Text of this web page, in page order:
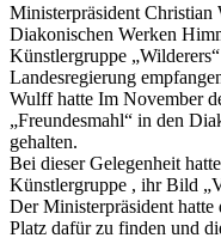
Ministerpräsident Christian
Diakonischen Werken
Künstlergruppe
Landesregierung
Wulff hatte Im November
„Freundesmahl“ in den
gehalten.
Bei dieser Gelegenheit
Künstlergruppe , ihr Bild
Der Ministerpräsident
Platz dafür zu finden und